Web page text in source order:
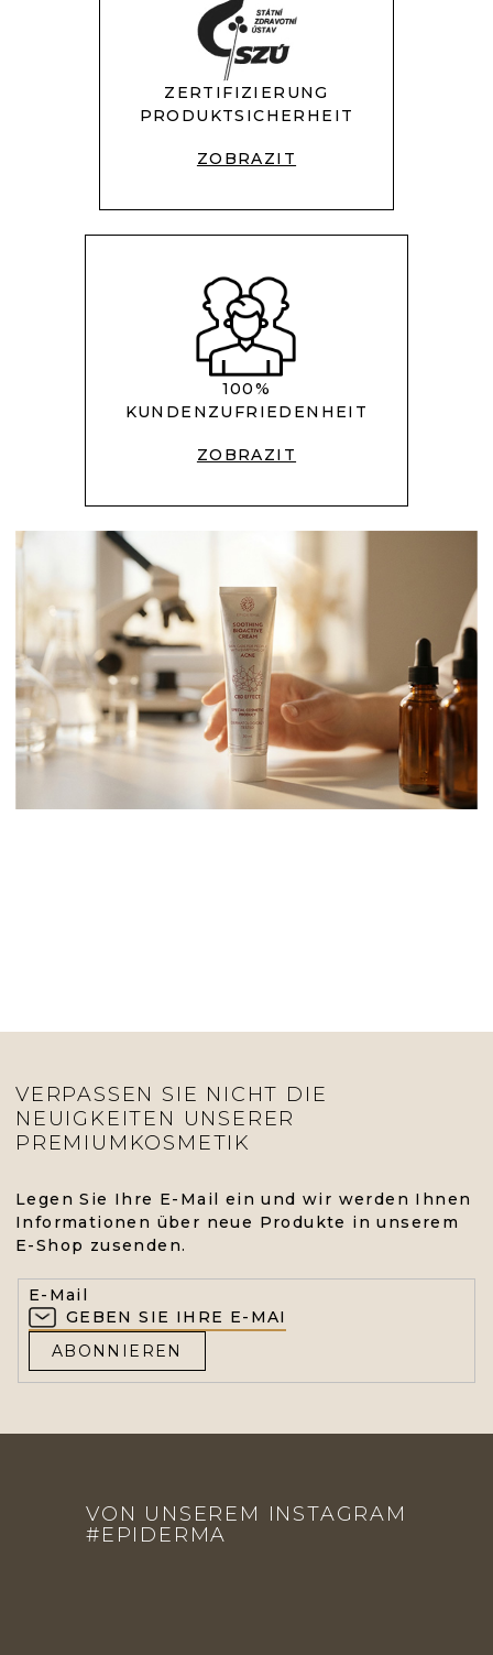
ZERTIFIZIERUNG
PRODUKTSICHERHEIT
ZOBRAZIT
100%
KUNDENZUFRIEDENHEIT
ZOBRAZIT
VERPASSEN SIE NICHT DIE
NEUIGKEITEN UNSERER
PREMIUMKOSMETIK
Legen Sie Ihre E-Mail ein und wir werden Ihnen
Informationen über neue Produkte in unserem
E-Shop zusenden.
E-Mail
ABONNIEREN
VON UNSEREM INSTAGRAM
#EPIDERMA